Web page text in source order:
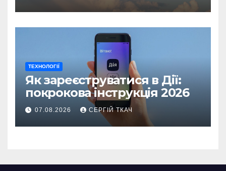
ТЕХНОЛОГІЇ
Як зареєструватися в Дії:
покрокова інструкція 2026
07.08.2026 СЕРГІЙ ТКАЧ